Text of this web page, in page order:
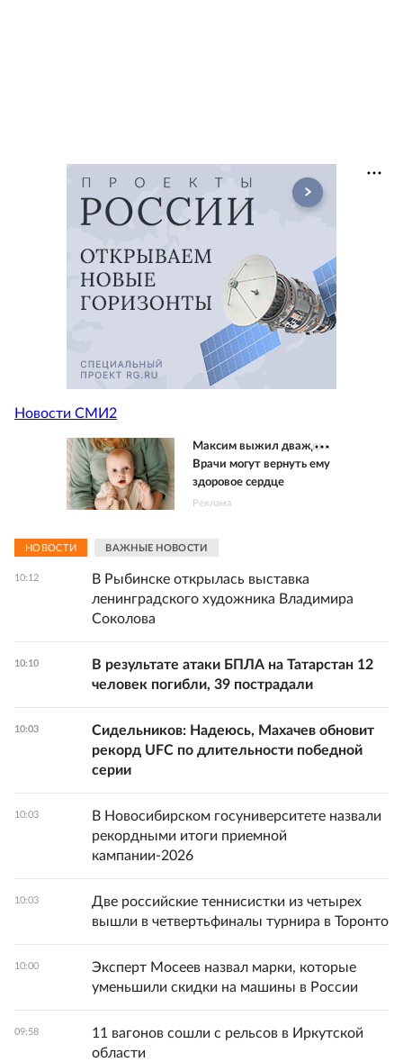
Новости СМИ2
Максим выжил дважды.
Врачи могут вернуть ему
здоровое сердце
Реклама
НОВОСТИ ВАЖНЫЕ НОВОСТИ
10:12
В Рыбинске открылась выставка
ленинградского художника Владимира
Соколова
10:10
В результате атаки БПЛА на Татарстан 12
человек погибли, 39 пострадали
10:03
Сидельников: Надеюсь, Махачев обновит
рекорд UFC по длительности победной
серии
10:03
В Новосибирском госуниверситете назвали
рекордными итоги приемной
кампании-2026
10:03
Две российские теннисистки из четырех
вышли в четвертьфиналы турнира в Торонто
10:00
Эксперт Мосеев назвал марки, которые
уменьшили скидки на машины в России
09:58
11 вагонов сошли с рельсов в Иркутской
области